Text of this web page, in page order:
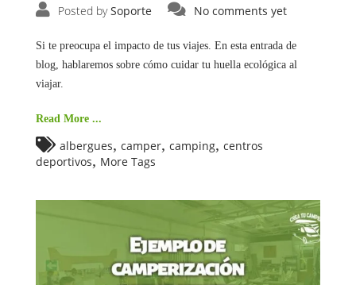
Posted by Soporte No comments yet
Si te preocupa el impacto de tus viajes. En esta entrada de
blog, hablaremos sobre cómo cuidar tu huella ecológica al
viajar.
Read More ...
albergues camper camping centros
deportivos
More Tags